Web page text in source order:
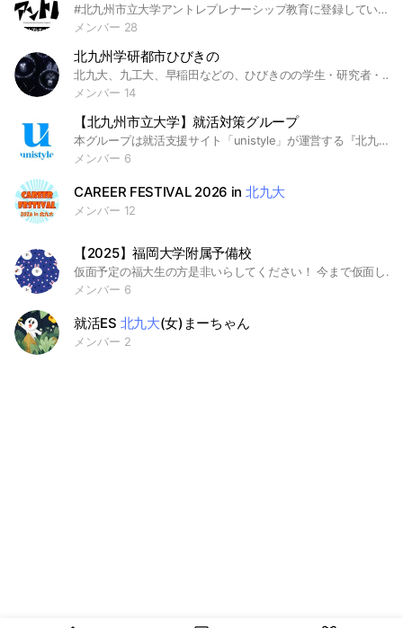
#北九州市立大学アントレプレナーシップ教育に登録している学生の皆さんが情報交流等を行うスペースです。
メンバー 28
北九州学研都市ひびきの
北九大、九工大、早稲田などの、ひびきのの学生・研究者・企業が分野や大学を越えてゆるくつながる場です。
メンバー 14
【北九州市立大学】就活対策グループ
本グループは就活支援サイト「unistyle」が運営する『北九州市立大生のための就活対策グループ』になります。 #就活 #北九州市立大学 #北九大 #北九州市立大生 #北九大生 #大学生 #unistyle #ユニスタイル #インターンシップ #本選考 #面接 #採用 #内定 #ES #エントリーシート #自己分析 #業界研究 #企業研究 #自己PR #ガクチカ #学生時代頑張ったこと #志望動機 #webテスト #ウェブテスト #GD #グループディスカッション #グルディス #OB訪問 #企業選び #就活対策 #就活準備 #大手企業 #日系企業 #外資系企業
メンバー 6
CAREER FESTIVAL 2026 in 北九大
メンバー 12
【2025】福岡大学附属予備校
仮面予定の福大生の方是非いらしてください！ 今まで仮面した先輩方の合格実績※一部 【国公立】 ・阪大・九大・北大・九工大・広大・山口大・長大・大分大・佐賀大・福教・北市・長県大 【私立】 ・早稲田・理科大・明治・青学・中央・法政・立命・関学・関大・明学・國學院・日大・東洋・駒澤・近大
メンバー 6
就活ES 北九大(女)まーちゃん
メンバー 2